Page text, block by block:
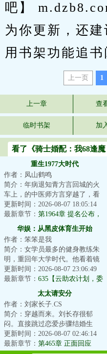
吧】
为你更新，还
用书架功能追书
上一页 1
上一章 查
临时书架 加
看了《骑士婚配：我68逢
重生1977大时代
作者：凤山鹤鸣
简介：年病退知青方言回城的火
车上，的中医师方言穿越了，看
过不少年代文的他知道，一般这
种情况下，自己...
更新时间：2026-08-07 18:05:14
最新章节： 第1964章 提名公布，
法外狂徒
华娱：从黑皮体育生开始
作者：笨笨是我
简介：女学员最多的健身教练朱
明，重回年大学时代。他看着镜
子中皮肤黝黑、身材健硕的自
己，思来想去，决...
更新时间：2026-08-07 23:06:49
最新章节： 635【云助农计划，委
员身份到手，好用的虎皮】
太太请安分
作者：刘家长子.CS
简介：穿越而来。刘长存很郁
闷。直接跳过恋爱步骤结婚生
子，喜提一儿一女。大儿子在家
乖巧懂事，可在外却...
更新时间：2026-08-07 02:46:14
最新章节： 第465章 正面回应